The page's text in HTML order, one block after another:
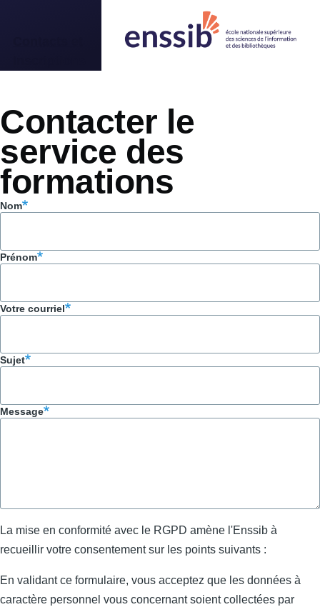
Contacter le
service des
formations
Nom
Prénom
Votre courriel
Sujet
Message
La mise en conformité avec le RGPD amène l'Enssib à
recueillir votre consentement sur les points suivants :
En validant ce formulaire, vous acceptez que les données à
caractère personnel vous concernant soient collectées par